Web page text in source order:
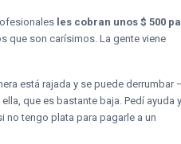
les cobran unos $ 500
que son carísimos. La gente viene
está rajada y se puede derrumbar
que es bastante baja. Pedí ayuda y
no tengo plata para pagarle a un